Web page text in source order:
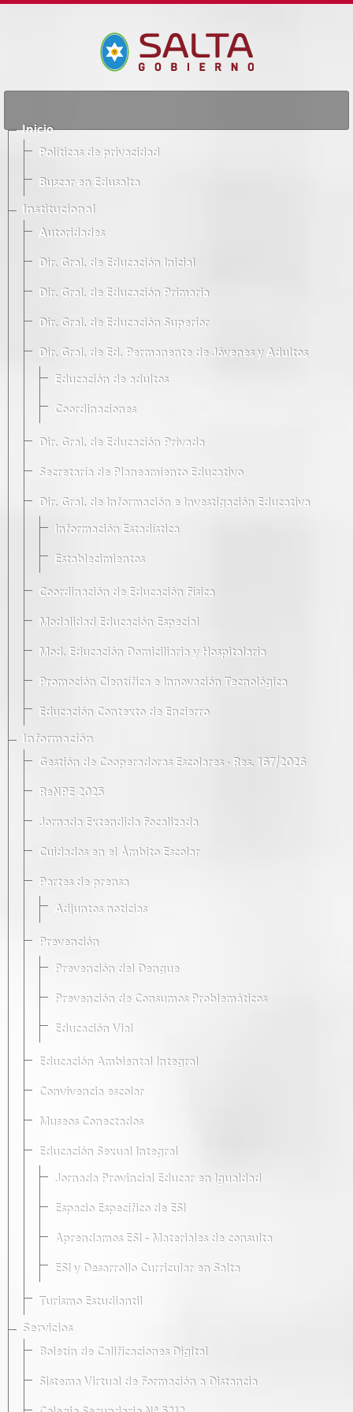
Inicio
Políticas de privacidad
Buscar en Edusalta
Institucional
Autoridades
Dir. Gral. de Educación Inicial
Dir. Gral. de Educación Primaria
Dir. Gral. de Educación Superior
Dir. Gral. de Ed. Permanente de Jóvenes y Adultos
Educación de adultos
Coordinaciones
Dir. Gral. de Educación Privada
Secretaría de Planeamiento Educativo
Dir. Gral. de Información e Investigación Educativa
Información Estadística
Establecimientos
Coordinación de Educación Física
Modalidad Educación Especial
Mod. Educación Domiciliaria y Hospitalaria
Promoción Científica e Innovación Tecnológica
Educación Contexto de Encierro
Información
Gestión de Cooperadoras Escolares · Res. 167/2026
ReNPE 2025
Jornada Extendida Focalizada
Cuidados en el Ámbito Escolar
Partes de prensa
Adjuntos noticias
Prevención
Prevención del Dengue
Prevención de Consumos Problemáticos
Educación Vial
Educación Ambiental Integral
Convivencia escolar
Museos Conectados
Educación Sexual Integral
Jornada Provincial Educar en Igualdad
Espacio Específico de ESI
Aprendamos ESI - Materiales de consulta
ESI y Desarrollo Curricular en Salta
Turismo Estudiantil
Servicios
Boletín de Calificaciones Digital
Sistema Virtual de Formación a Distancia